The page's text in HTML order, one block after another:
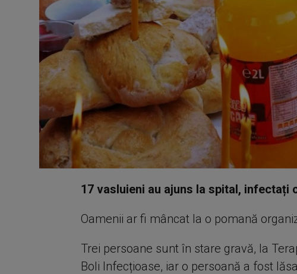
17 vasluieni au ajuns la spital, infectați
Oamenii ar fi mâncat la o pomană
Trei persoane sunt în stare gravă, la
Boli Infecțioase, iar o persoană a fost